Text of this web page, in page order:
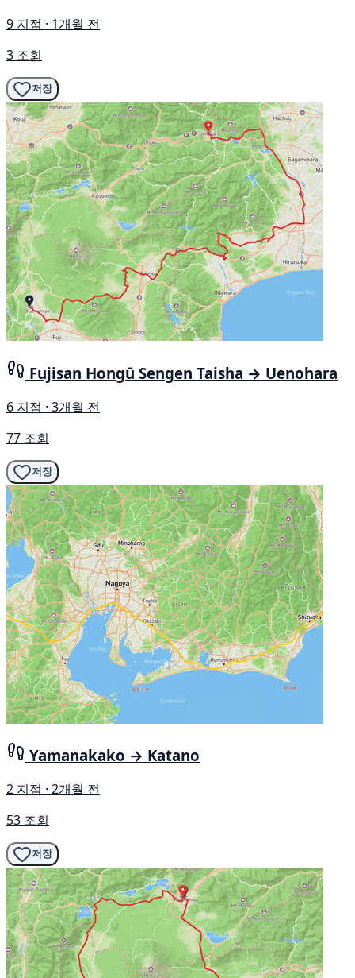
9 지점 · 1개월 전
3 조회
저장
Fujisan Hongū Sengen Taisha → Uenohara
6 지점 · 3개월 전
77 조회
저장
Yamanakako → Katano
2 지점 · 2개월 전
53 조회
저장